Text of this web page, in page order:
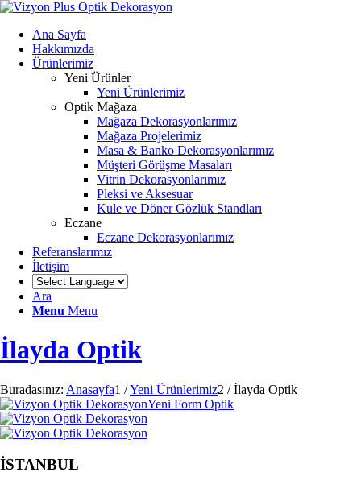
Ana Sayfa
Hakkımızda
Ürünlerimiz
Yeni Ürünler
Yeni Ürünlerimiz
Optik Mağaza
Mağaza Dekorasyonlarımız
Mağaza Projelerimiz
Masa & Banko Dekorasyonlarımız
Müşteri Görüşme Masaları
Vitrin Dekorasyonlarımız
Pleksi ve Aksesuar
Kule ve Döner Gözlük Standları
Eczane
Eczane Dekorasyonlarımız
Referanslarımız
İletişim
Ara
Menu Menu
İlayda Optik
Buradasınız: Anasayfa1 /Yeni Ürünlerimiz2 / İlayda Optik
Yeni Form Optik
İSTANBUL